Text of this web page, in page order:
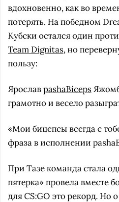
вдохновенно, как во
потерять. На победном
Кубски остался один
Team Dignitas, но
пользу:
ЯрославpashaBiceps
грамотно и весело
«Мои бицепсы всегда с
фраза в исполнении
При Тазе команда стала
пятерка» провела вместе
для CS:GO это рекорд. Но